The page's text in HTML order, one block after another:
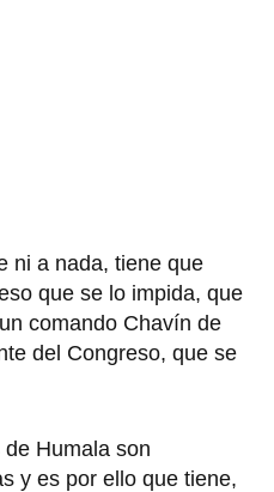
ni a nada, tiene que
que se lo impida, que
comando Chavín de
del Congreso, que se
Humala son
y es por ello que tiene,